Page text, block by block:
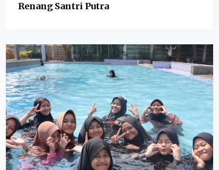
Renang Santri Putra